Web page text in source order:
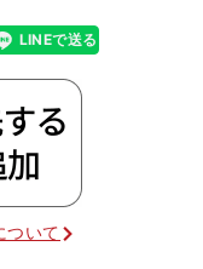
LINEで送る
ついて